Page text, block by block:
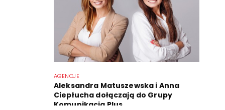
AGENCJE
Aleksandra Matuszewska i Anna
Ciepłucha dołączają do Grupy
Komunikacja Plus